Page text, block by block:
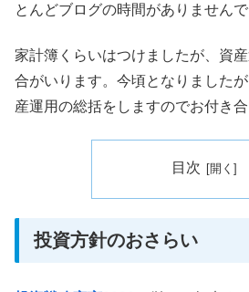
とんどブログの時間がありませんで
家計簿くらいはつけましたが、資
合がいります。今頃となりました
産運用の総括をしますのでお付き合
目次
投資方針のおさらい